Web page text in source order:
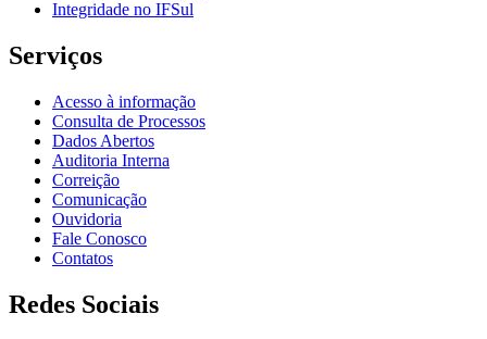
Integridade no IFSul
Serviços
Acesso à informação
Consulta de Processos
Dados Abertos
Auditoria Interna
Correição
Comunicação
Ouvidoria
Fale Conosco
Contatos
Redes Sociais